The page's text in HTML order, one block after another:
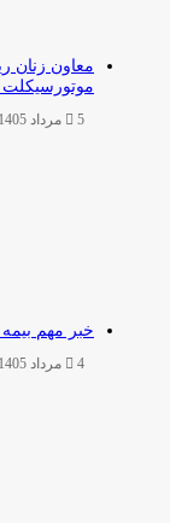
معاون زنان
موتورسیکلت
5 مرداد 1405 20:12
خبر مهم
4 مرداد 1405 22:29